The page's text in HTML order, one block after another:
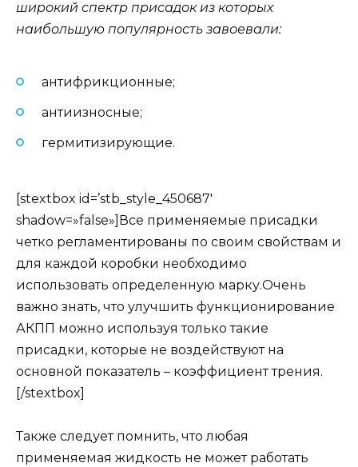
широкий спектр присадок из которых
наибольшую популярность завоевали:
антифрикционные;
антиизносные;
гермитизирующие.
[stextbox id=’stb_style_450687′
shadow=»false»]Все применяемые присадки
четко регламентированы по своим свойствам и
для каждой коробки необходимо
использовать определенную марку.Очень
важно знать, что улучшить функционирование
АКПП можно используя только такие
присадки, которые не воздействуют на
основной показатель – коэффициент трения.
[/stextbox]
Также следует помнить, что любая
применяемая жидкость не может работать